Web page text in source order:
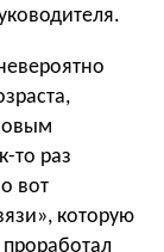
то раз
вот
которую